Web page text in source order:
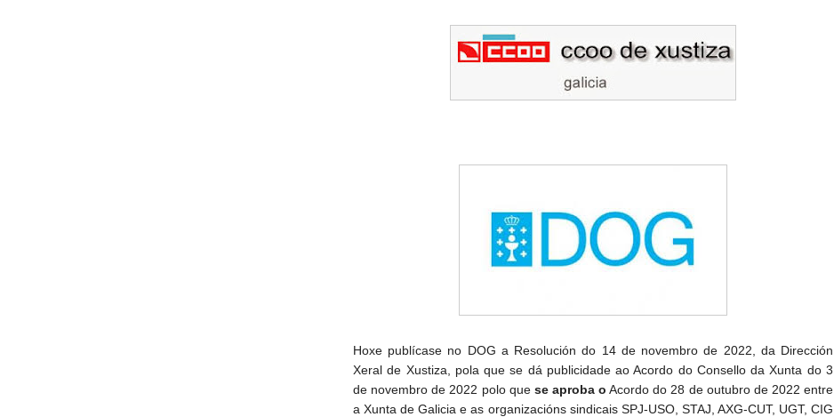
Hoxe publícase no DOG a Resolución do 14 de novembro de 2022, da Dirección
Xeral de Xustiza, pola que se dá publicidade ao Acordo do Consello da Xunta do 3
de novembro de 2022 polo que se aproba o Acordo do 28 de outubro de 2022 entre
a Xunta de Galicia e as organizacións sindicais SPJ-USO, STAJ, AXG-CUT, UGT, CIG